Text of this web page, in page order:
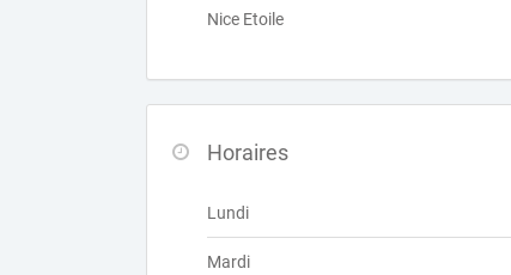
Nice Etoile
Horaires
Lundi
Mardi